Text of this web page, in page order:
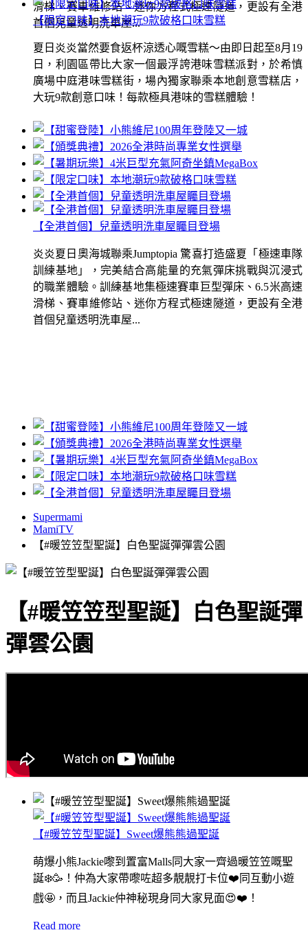
滑梯、賽車維修站、迷你方程式極速隧道，更設有全港
首個兒童透明洗車屋...
【限定口味】本地潮玩9款破格口味雪糕
夏日炎炎當然要食返杯涼透心嘅雪糕～由即日起至8月19
日，利園區帶比大家一個最浮誇港味雪糕派對，於希慎
廣場中庭港味雪糕街，場內獨家聯乘本地創意雪糕店，
大玩9款創意口味！每款極具港味的雪糕體驗！
【全港首個】兒童透明洗車屋矚目登場
炎炎夏日奧海城聯乘Jumptopia 驚喜打造盛夏「極速車隊
訓練基地」，完美結合高能量的充氣彈床挑戰與沉浸式
的職業體驗。訓練基地集極速賽車巨型彈床、6.5米高速
滑梯、賽車維修站、迷你方程式極速隧道，更設有全港
首個兒童透明洗車屋...
Supermami
MamiTV
【#暖笠笠型聖誕】白色聖誕彈彈雲公園
【#暖笠笠型聖誕】白色聖誕彈
彈雲公園
【#暖笠笠型聖誕】Sweet爆熊熊過聖誕
萌爆小熊Jackie嚟到置富Malls同大家一齊過暖笠笠嘅聖
誕❄️🥳！仲為大家帶嚟咗超多靚靚打卡位❤️同互動小遊
戲🤩，而且Jackie仲神秘現身同大家見面😍❤️！
Read more